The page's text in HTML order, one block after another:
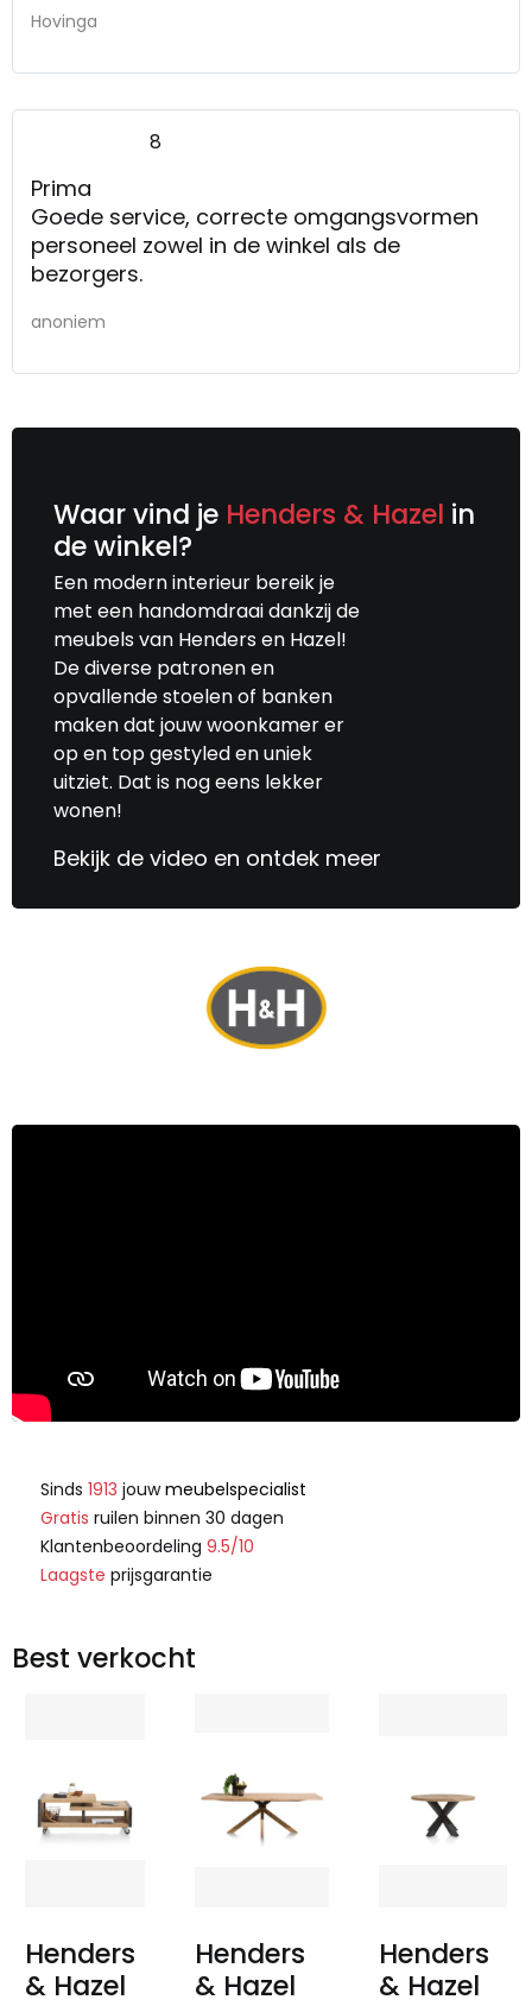
Hovinga
8
Prima
Goede service, correcte omgangsvormen
personeel zowel in de winkel als de
bezorgers.
anoniem
Waar vind je Henders & Hazel in
de winkel?
Een modern interieur bereik je
met een handomdraai dankzij de
meubels van Henders en Hazel!
De diverse patronen en
opvallende stoelen of banken
maken dat jouw woonkamer er
op en top gestyled en uniek
uitziet. Dat is nog eens lekker
wonen!
Bekijk de video en ontdek meer
Sinds 1913 jouwmeubelspecialist
Gratis ruilen binnen 30 dagen
Klantenbeoordeling 9.5/10
Laagste prijsgarantie
Best verkocht
Henders
& Hazel
Henders
& Hazel
Henders
& Hazel